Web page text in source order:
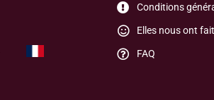
Conditions
Elles nous ont
FAQ